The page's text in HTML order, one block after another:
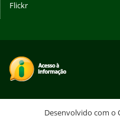
Flickr
Desenvolvido com o